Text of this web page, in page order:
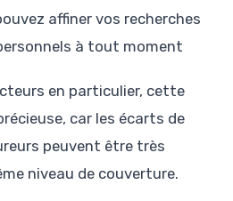
affiner vos recherches
à tout moment
en particulier, cette
car les écarts de
peuvent être très
niveau de couverture.